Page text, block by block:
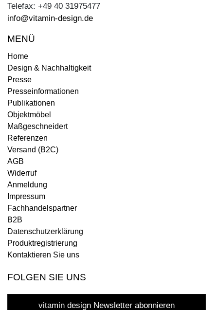
Telefax: +49 40 31975477
info@vitamin-design.de
MENÜ
Home
Design & Nachhaltigkeit
Presse
Presseinformationen
Publikationen
Objektmöbel
Maßgeschneidert
Referenzen
Versand (B2C)
AGB
Widerruf
Anmeldung
Impressum
Fachhandelspartner
B2B
Datenschutzerklärung
Produktregistrierung
Kontaktieren Sie uns
FOLGEN SIE UNS
vitamin design Newsletter abonnieren